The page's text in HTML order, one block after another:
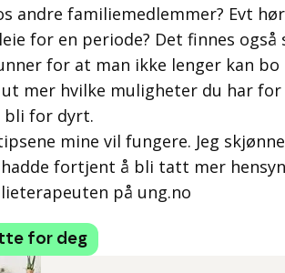
andre familiemedlemmer? Evt
for en periode? Det finnes
for at man ikke lenger kan bo
mer hvilke muligheter du har
bli for dyrt.
mine vil fungere. Jeg
fortjent å bli tatt mer
på ung.no
for deg